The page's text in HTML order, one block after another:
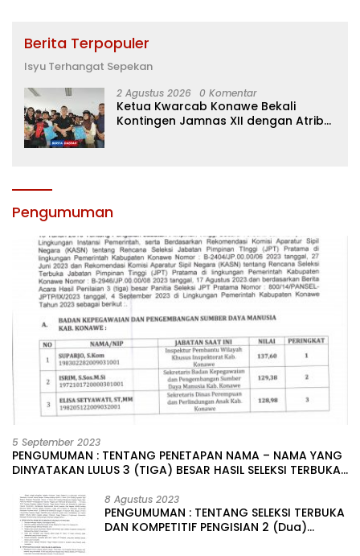
Berita Terpopuler
Isyu Terhangat Sepekan
2 Agustus 2026 0 Komentar
Ketua Kwarcab Konawe Bekali
Kontingen Jamnas XII dengan Atribut
Pengumuman
5 September 2023
PENGUMUMAN : TENTANG PENETAPAN NAMA – NAMA YANG
DINYATAKAN LULUS 3 (TIGA) BESAR HASIL SELEKSI TERBUKA
LINGKUNGAN PEMERINTAH DAERAH KABUPATEN KONAWE
8 Agustus 2023
PENGUMUMAN : TENTANG SELEKSI TERBUKA
DAN KOMPETITIF PENGISIAN 2 (Dua)